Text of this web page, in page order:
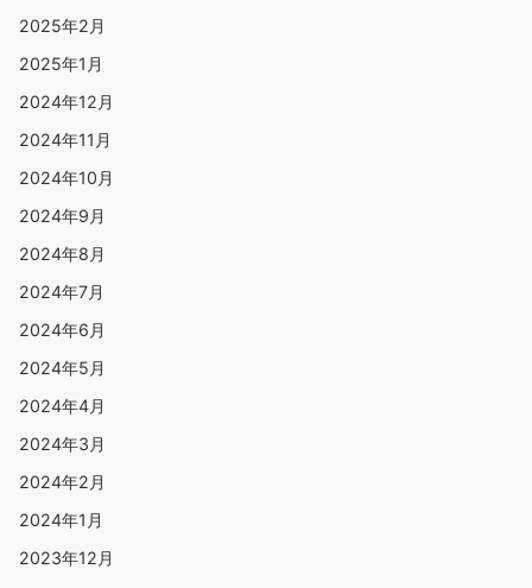
2025年2月
2025年1月
2024年12月
2024年11月
2024年10月
2024年9月
2024年8月
2024年7月
2024年6月
2024年5月
2024年4月
2024年3月
2024年2月
2024年1月
2023年12月